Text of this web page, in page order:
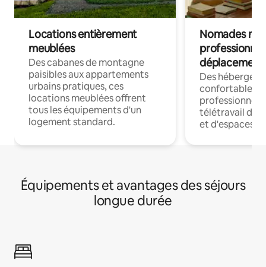
Locations entièrement
meublées
Des cabanes de montagne
paisibles aux appartements
urbains pratiques, ces
locations meublées offrent
tous les équipements d'un
logement standard.
Nomades
déplacement
Des
confortables
professionnels
télétravail
et d'espaces
Équipements et avantages des séjours
longue durée